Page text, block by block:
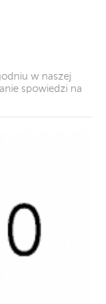
w naszej
spowiedzi na